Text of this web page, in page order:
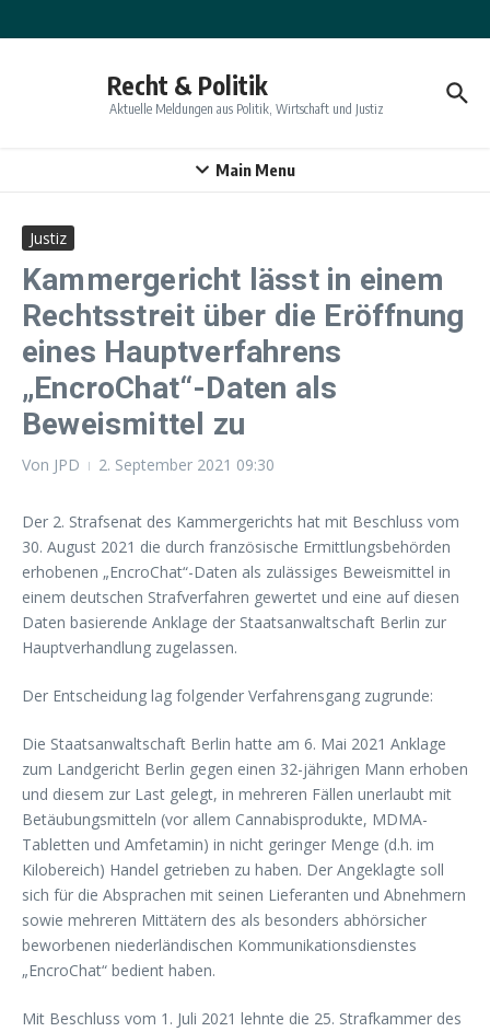
Recht & Politik
Aktuelle Meldungen aus Politik, Wirtschaft und Justiz
Main Menu
Justiz
Kammergericht lässt in einem
Rechtsstreit über die Eröffnung
eines Hauptverfahrens
„EncroChat“-Daten als
Beweismittel zu
Von JPD 2. September 2021 09:30
Der 2. Strafsenat des Kammergerichts hat mit Beschluss vom
30. August 2021 die durch französische Ermittlungsbehörden
erhobenen „EncroChat“-Daten als zulässiges Beweismittel in
einem deutschen Strafverfahren gewertet und eine auf diesen
Daten basierende Anklage der Staatsanwaltschaft Berlin zur
Hauptverhandlung zugelassen.
Der Entscheidung lag folgender Verfahrensgang zugrunde:
Die Staatsanwaltschaft Berlin hatte am 6. Mai 2021 Anklage
zum Landgericht Berlin gegen einen 32-jährigen Mann erhoben
und diesem zur Last gelegt, in mehreren Fällen unerlaubt mit
Betäubungsmitteln (vor allem Cannabisprodukte, MDMA-
Tabletten und Amfetamin) in nicht geringer Menge (d.h. im
Kilobereich) Handel getrieben zu haben. Der Angeklagte soll
sich für die Absprachen mit seinen Lieferanten und Abnehmern
sowie mehreren Mittätern des als besonders abhörsicher
beworbenen niederländischen Kommunikationsdienstes
„EncroChat“ bedient haben.
Mit Beschluss vom 1. Juli 2021 lehnte die 25. Strafkammer des